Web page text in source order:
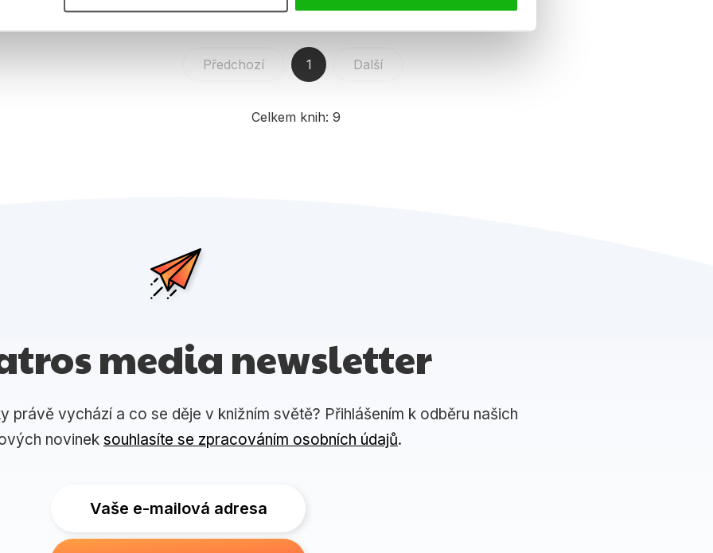
Celkem knih: 9
Předchozí 1 Další
media newsletter
právě vychází a co se děje v knižním světě? Přihlášením k odběru našich
novinek souhlasíte se zpracováním osobních údajů.
Vaše e-mailová adresa